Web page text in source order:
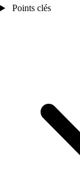
Points clés